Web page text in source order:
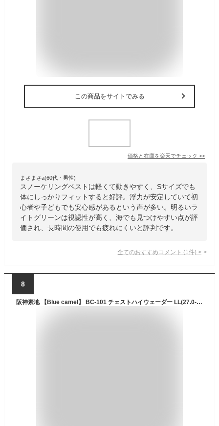
この商品をサイトでみる
価格と在庫を楽天でチェック >>
まさまさa(60代・男性)
スノーケリングベストは軽くて動きやすく、Sサイズでも
体にしっかりフィットすると好評。浮力が安定していて初
心者や子どもでも安心感があるという声が多い。明るいラ
イトグリーンは視認性が高く、海でも見つけやすい点が評
価され、長時間の使用でも疲れにくいと評判です。
全てのおすすめコメント (1 件) >
8
阪神素地 【Blue camel】 BC-101 チェストハイウェーダー LL(27.0-27.5cm) グレー